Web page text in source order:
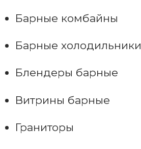
Барные комбайны
Барные холодильники
Блендеры барные
Витрины барные
Граниторы